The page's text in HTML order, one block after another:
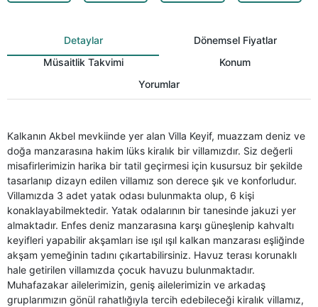
Detaylar
Dönemsel Fiyatlar
Müsaitlik Takvimi
Konum
Yorumlar
Kalkanın Akbel mevkiinde yer alan Villa Keyif, muazzam deniz ve
doğa manzarasına hakim lüks kiralık bir villamızdır. Siz değerli
misafirlerimizin harika bir tatil geçirmesi için kusursuz bir şekilde
tasarlanıp dizayn edilen villamız son derece şık ve konforludur.
Villamızda 3 adet yatak odası bulunmakta olup, 6 kişi
konaklayabilmektedir. Yatak odalarının bir tanesinde jakuzi yer
almaktadır. Enfes deniz manzarasına karşı güneşlenip kahvaltı
keyifleri yapabilir akşamları ise ışıl ışıl kalkan manzarası eşliğinde
akşam yemeğinin tadını çıkartabilirsiniz. Havuz terası korunaklı
hale getirilen villamızda çocuk havuzu bulunmaktadır.
Muhafazakar ailelerimizin, geniş ailelerimizin ve arkadaş
gruplarımızın gönül rahatlığıyla tercih edebileceği kiralık villamız,